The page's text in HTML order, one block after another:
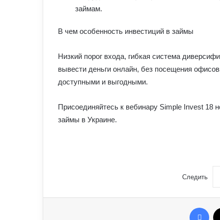
займам.
В чем особенность инвестиций в займы
Низкий порог входа, гибкая система
вывести деньги онлайн, без посещения
доступными и выгодными.
Присоединяйтесь к вебинару Simple Invest 18
займы в Украине.
Следить